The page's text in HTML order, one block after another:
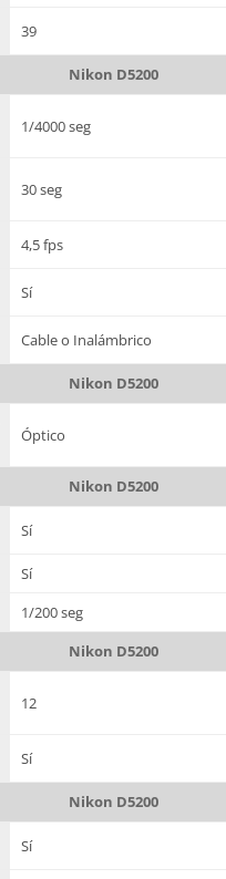
39
Nikon D5200
1/4000 seg
30 seg
4,5 fps
Sí
Cable o Inalámbrico
Nikon D5200
Óptico
Nikon D5200
Sí
Sí
1/200 seg
Nikon D5200
12
Sí
Nikon D5200
Sí